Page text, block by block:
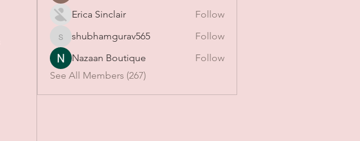
Erica Sinclair
Follow
shubhamgurav565
shubhamgurav565
Follow
Nazaan Boutique
Follow
See All Members (267)